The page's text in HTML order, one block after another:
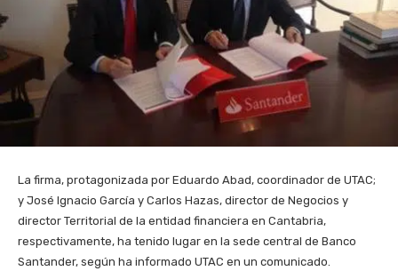
La firma, protagonizada por Eduardo Abad, coordinador de UTAC;
y José Ignacio García y Carlos Hazas, director de Negocios y
director Territorial de la entidad financiera en Cantabria,
respectivamente, ha tenido lugar en la sede central de Banco
Santander, según ha informado UTAC en un comunicado.